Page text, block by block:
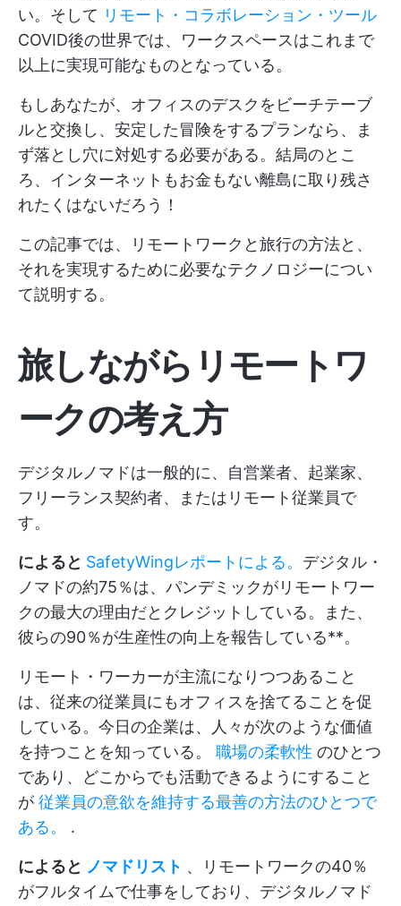
い。そして リモート・コラボレーション・ツール
COVID後の世界では、ワークスペースはこれまで
以上に実現可能なものとなっている。
もしあなたが、オフィスのデスクをビーチテーブ
ルと交換し、安定した冒険をするプランなら、ま
ず落とし穴に対処する必要がある。結局のとこ
ろ、インターネットもお金もない離島に取り残さ
れたくはないだろう！
この記事では、リモートワークと旅行の方法と、
それを実現するために必要なテクノロジーについ
て説明する。
旅しながらリモートワ
ークの考え方
デジタルノマドは一般的に、自営業者、起業家、
フリーランス契約者、またはリモート従業員で
す。
によると SafetyWingレポートによる。 デジタル・
ノマドの約75％は、パンデミックがリモートワー
クの最大の理由だとクレジットしている。また、
彼らの90％が生産性の向上を報告している**。
リモート・ワーカーが主流になりつつあること
は、従来の従業員にもオフィスを捨てることを促
している。今日の企業は、人々が次のような価値
を持つことを知っている。 職場の柔軟性 のひとつ
であり、どこからでも活動できるようにすること
が 従業員の意欲を維持する最善の方法のひとつで
ある。
.
によると ノマドリスト 、リモートワークの40％
がフルタイムで仕事をしており、デジタルノマド